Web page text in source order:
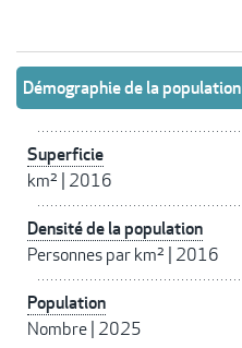
Démographie de la population
Superficie
km² 2016
Densité de la population
Personnes par km² 2016
Population
Nombre 2025